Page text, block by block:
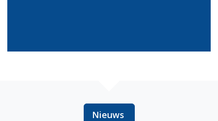
Nieuws